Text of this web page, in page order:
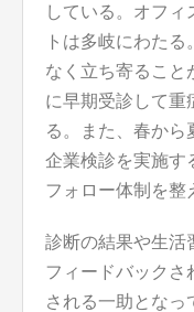
している。オフィ
トは多岐にわた
なく立ち寄ること
に早期受診して重
る。また、春から
企業検診を実施す
フォロー体制を整
診断の結果や生活
フィードバックさ
される一助となっ